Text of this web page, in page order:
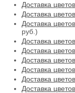
Доставка
Доставка
Доставка
руб.)
Доставка
Доставка
Доставка
Доставка
Доставка
Доставка